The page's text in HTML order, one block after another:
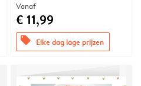
Vanaf
€ 11,99
offers Elke dag lage prijzen